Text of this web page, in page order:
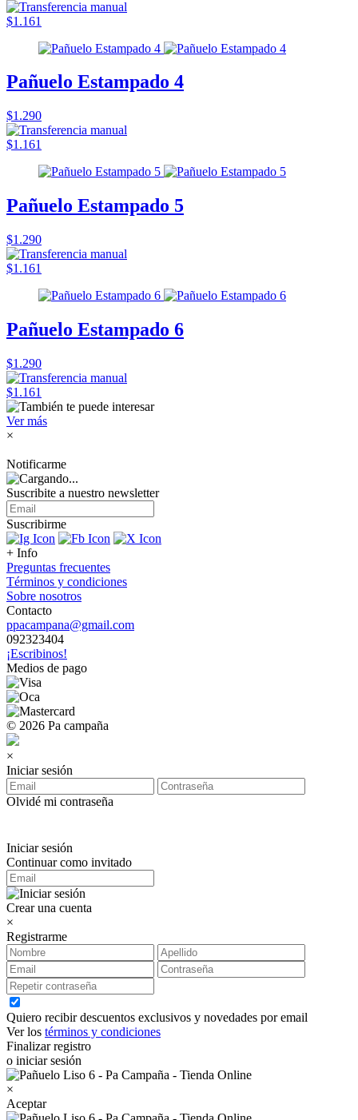
$1.161
Pañuelo Estampado 4
$1.290
$1.161
Pañuelo Estampado 5
$1.290
$1.161
Pañuelo Estampado 6
$1.290
$1.161
Ver más
×
Notificarme
Suscribite a nuestro newsletter
Suscribirme
+ Info
Preguntas frecuentes
Términos y condiciones
Sobre nosotros
Contacto
ppacampana@gmail.com
092323404
¡Escribinos!
Medios de pago
© 2026 Pa campaña
×
Iniciar sesión
Olvidé mi contraseña
Iniciar sesión
Continuar como invitado
Crear una cuenta
×
Registrarme
Quiero recibir descuentos exclusivos y novedades por email
Ver los términos y condiciones
Finalizar registro
o iniciar sesión
×
Aceptar